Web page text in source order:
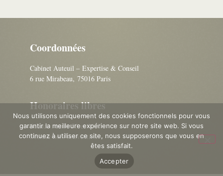
Coordonnées
Cabinet Auteuil – Expertise & Conseil
6 rue Mirabeau, 75016 Paris
Honoraires libres
Séance : entre 50 et 90 €
Secteur hors convention
Nous utilisons uniquement des cookies fonctionnels pour vous
garantir la meilleure expérience sur notre site web. Si vous
continuez à utiliser ce site, nous supposerons que vous en
êtes satisfait.
Accepter